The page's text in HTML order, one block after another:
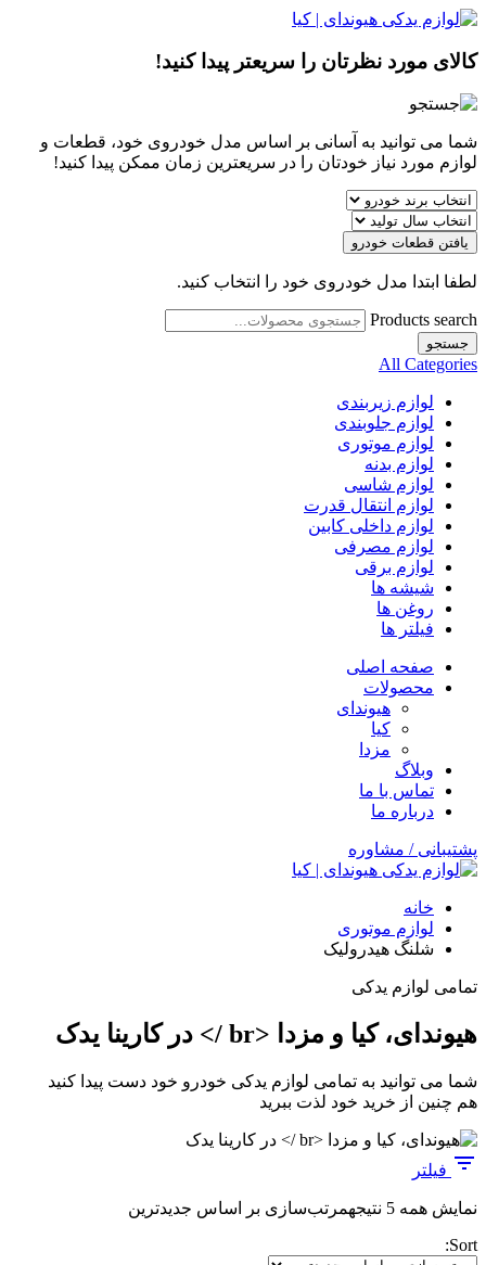
کالای مورد نظرتان را سریعتر پیدا کنید!
شما می توانید به آسانی بر اساس مدل خودروی خود، قطعات و
لوازم مورد نیاز خودتان را در سریعترین زمان ممکن پیدا کنید!
یافتن قطعات خودرو
لطفا ابتدا مدل خودروی خود را انتخاب کنید.
Products search
جستجو
All Categories
لوازم زیربندی
لوازم جلوبندی
لوازم موتوری
لوازم بدنه
لوازم شاسی
لوازم انتقال قدرت
لوازم داخلی کابین
لوازم مصرفی
لوازم برقی
شیشه ها
روغن ها
فیلتر ها
صفحه اصلی
محصولات
هیوندای
کیا
مزدا
وبلاگ
تماس با ما
درباره ما
پشتیبانی / مشاوره
خانه
لوازم موتوری
شلنگ هیدرولیک
تمامی لوازم یدکی
هیوندای، کیا و مزدا <br /> در کارینا یدک
شما می توانید به تمامی لوازم یدکی خودرو خود دست پیدا کنید
هم چنین از خرید خود لذت ببرید
فیلتر
نمایش همه 5 نتیجه
مرتب‌سازی بر اساس جدیدترین
Sort: